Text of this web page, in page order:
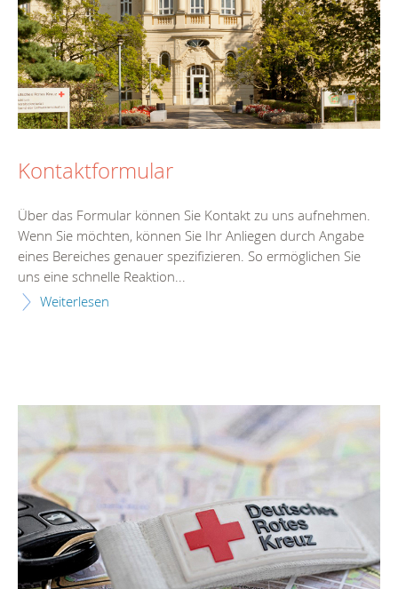
Kontaktformular
Über das Formular können Sie Kontakt zu uns aufnehmen.
Wenn Sie möchten, können Sie Ihr Anliegen durch Angabe
eines Bereiches genauer spezifizieren. So ermöglichen Sie
uns eine schnelle Reaktion...
Weiterlesen